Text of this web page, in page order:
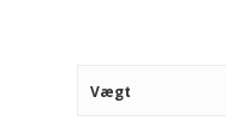
Vægt